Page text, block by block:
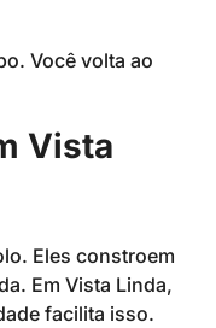
Você volta ao
Vista
Eles constroem
Em Vista Linda,
facilita isso.